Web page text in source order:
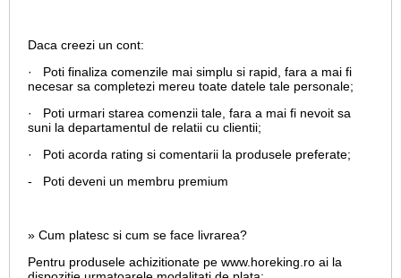
Daca creezi un cont:
· Poti finaliza comenzile mai simplu si rapid, fara a mai fi
necesar sa completezi mereu toate datele tale personale;
· Poti urmari starea comenzii tale, fara a mai fi nevoit sa
suni la departamentul de relatii cu clientii;
· Poti acorda rating si comentarii la produsele preferate;
- Poti deveni un membru premium
» Cum platesc si cum se face livrarea?
Pentru produsele achizitionate pe www.horeking.ro ai la